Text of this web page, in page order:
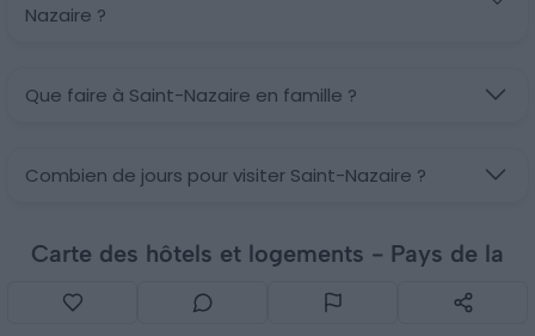
Nazaire ?
Que faire à Saint-Nazaire en famille ?
Combien de jours pour visiter Saint-Nazaire ?
Carte des hôtels et logements - Pays de la